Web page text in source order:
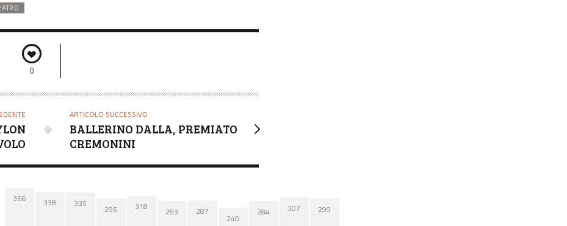
0
ARTICOLO SUCCESSIVO
BALLERINO DALLA, PREMIATO
CREMONINI
366 338 335
296 318 283 287
240
284 307 299